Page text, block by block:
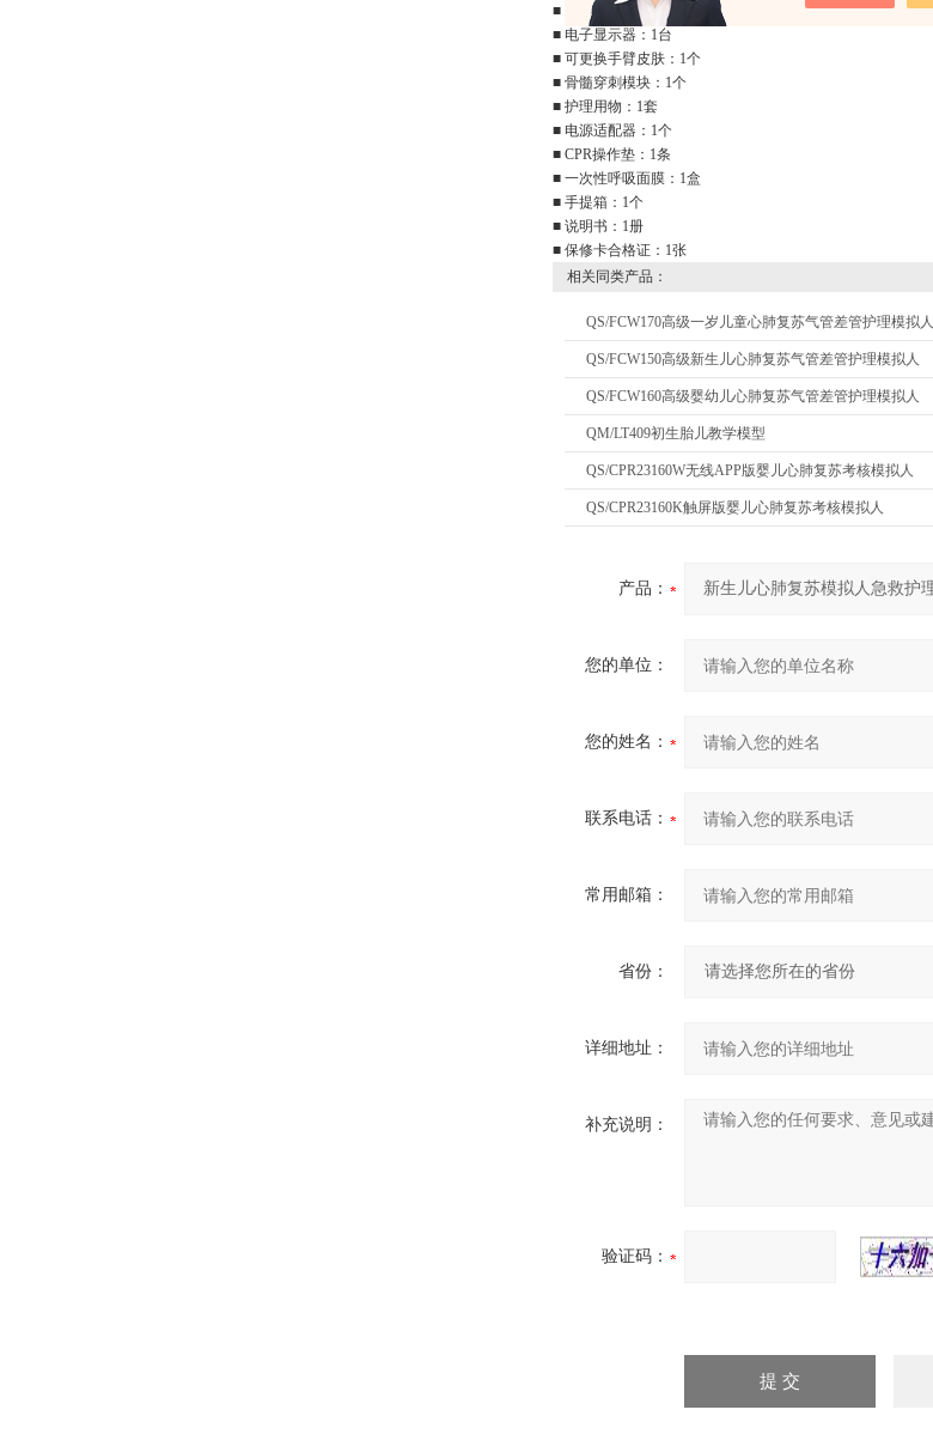
■ 新生儿心肺复苏模拟人：1台
■ 电子显示器：1台
■ 可更换手臂皮肤：1个
■ 骨髓穿刺模块：1个
■ 护理用物：1套
■ 电源适配器：1个
■ CPR操作垫：1条
■ 一次性呼吸面膜：1盒
■ 手提箱：1个
■ 说明书：1册
■ 保修卡合格证：1张
相关同类产品：
QS/FCW170高级一岁儿童心肺复苏气管差管护理模拟人
QS/FCW150高级新生儿心肺复苏气管差管护理模拟人
QS/FCW160高级婴幼儿心肺复苏气管差管护理模拟人
QM/LT409初生胎儿教学模型
QS/CPR23160W无线APP版婴儿心肺复苏考核模拟人
QS/CPR23160K触屏版婴儿心肺复苏考核模拟人
产品：
您的单位：
您的姓名：
联系电话：
常用邮箱：
省份：
详细地址：
补充说明：
验证码：